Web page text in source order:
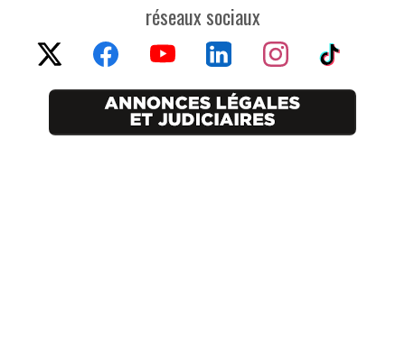
réseaux sociaux